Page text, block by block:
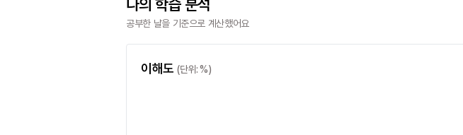
나의 학습 분석
공부한 날을 기준으로 계산했어요
이해도 (단위: %)